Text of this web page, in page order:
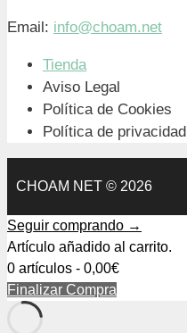
Email: info@choam.net
Tienda
Aviso Legal
Política de Cookies
Política de privacidad
CHOAM NET © 2026
Seguir comprando →
Artículo añadido al carrito.
0 artículos - 0,00€
Finalizar Compra